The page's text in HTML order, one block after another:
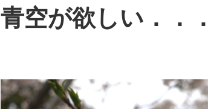
青空が欲しい．．